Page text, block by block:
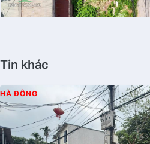
Tin khác
HÀ ĐÔNG